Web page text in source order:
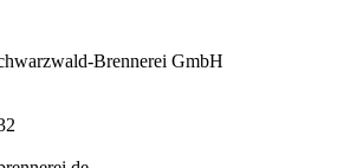
Brennerei GmbH